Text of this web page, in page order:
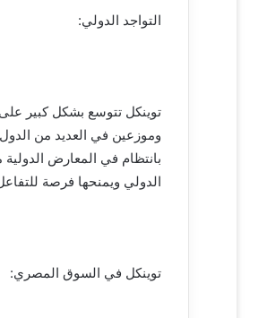
التواجد الدولي:
وموزعين في العديد من الدول
بانتظام في المعارض
الدولي ويمنحها فرصة
توينكل في السوق المصري: